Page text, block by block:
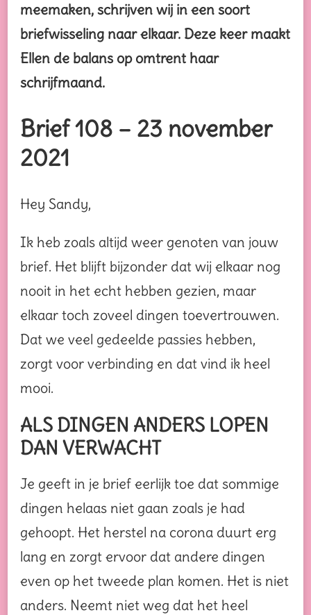
meemaken, schrijven wij in een soort
briefwisseling naar elkaar. Deze keer maakt
Ellen de balans op omtrent haar
schrijfmaand.
Brief 108 – 23 november
2021
Hey Sandy,
Ik heb zoals altijd weer genoten van jouw
brief. Het blijft bijzonder dat wij elkaar nog
nooit in het echt hebben gezien, maar
elkaar toch zoveel dingen toevertrouwen.
Dat we veel gedeelde passies hebben,
zorgt voor verbinding en dat vind ik heel
mooi.
ALS DINGEN ANDERS LOPEN
DAN VERWACHT
Je geeft in je brief eerlijk toe dat sommige
dingen helaas niet gaan zoals je had
gehoopt. Het herstel na corona duurt erg
lang en zorgt ervoor dat andere dingen
even op het tweede plan komen. Het is niet
anders. Neemt niet weg dat het heel